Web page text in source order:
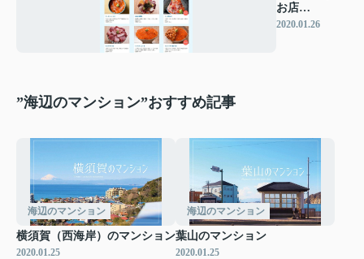
お店
（2020.1.26）
2020.01.26
”海辺のマンション”おすすめ記事
海辺のマンション
横須賀（西海岸）のマンション
2020.01.25
海辺のマンション
葉山のマンション
2020.01.25